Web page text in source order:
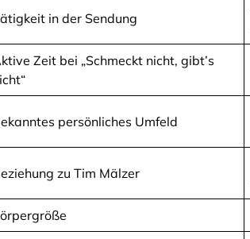
in der Sendung
Zeit bei „Schmeckt nicht, gibt’s
persönliches Umfeld
zu Tim Mälzer